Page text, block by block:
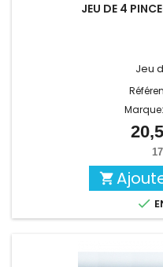
JEU DE 4
Jeu
Marque:

